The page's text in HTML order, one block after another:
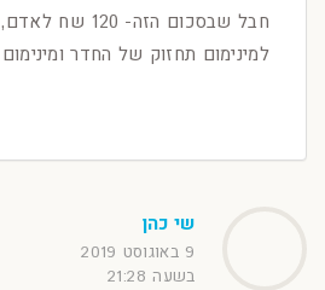
חבל שבסכום הזה-
למינימום תחזוק של החדר
שי כהן
9 באוגוסט 2019
בשעה 21:28